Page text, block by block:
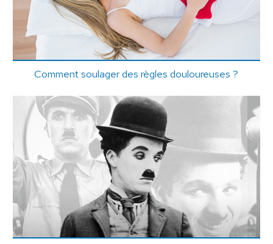
Comment soulager des règles douloureuses ?